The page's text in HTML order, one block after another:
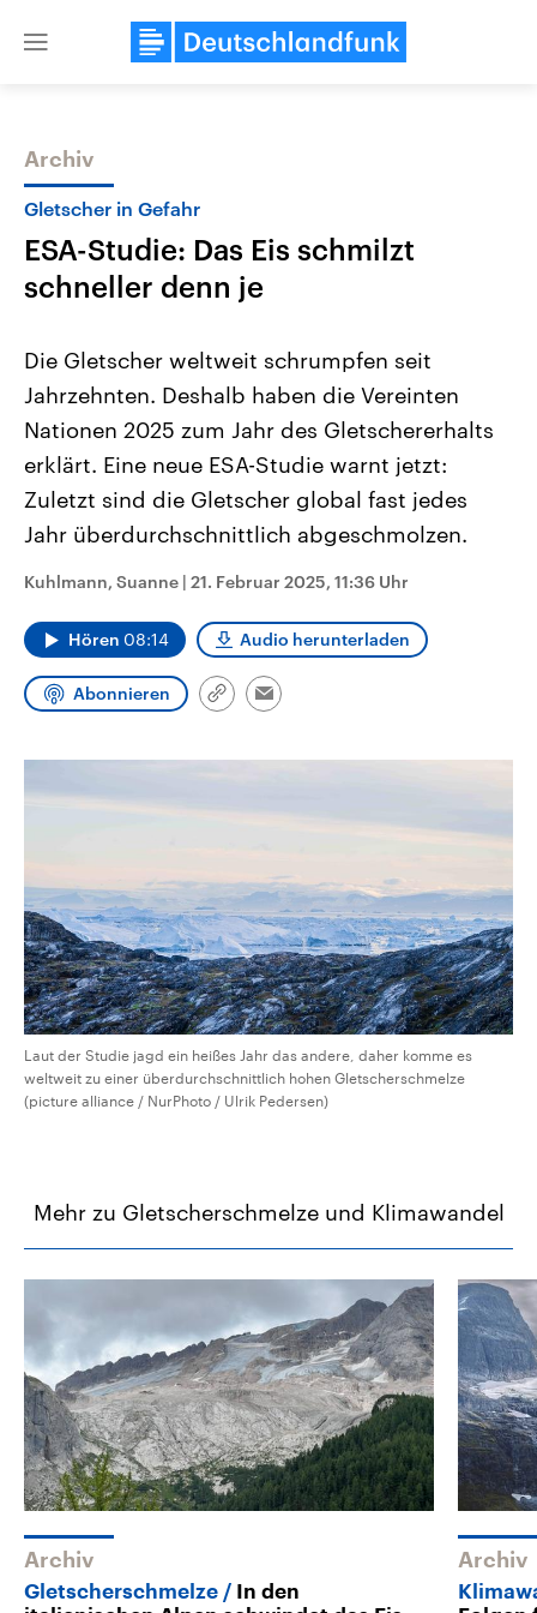
Close
Themen
Landtagswahl Sachsen-Anhalt
2026
Alle Informationen
Sachsen-Anhalt wählt am 6.
September 2026 einen neuen
Landtag. Seit 2021 wird das
Bundesland von einer Koalition aus
Umfragen, Prognosen,
Wahlprogramme, aktuelle Berichte
und Kandidaten der anstehenden
Wahl.
USA
Aktuelle Beiträge,
Hintergründe
Wirtschaftlich und
gehören die Vereinigten
den mächtigsten Ländern
mit großem Einfluss auf
aktuelle Weltgeschehen.
Archiv
Gletscher in Gefahr
ESA-Studie: Das Eis schmilzt
schneller denn je
Die Gletscher weltweit schrumpfen seit
Jahrzehnten. Deshalb haben die Vereinten
Nationen 2025 zum Jahr des Gletschererhalts
erklärt. Eine neue ESA-Studie warnt jetzt:
Zuletzt sind die Gletscher global fast jedes
Jahr überdurchschnittlich abgeschmolzen.
Kuhlmann, Suanne | 21. Februar 2025, 11:36 Uhr
Hören 08:14 Audio herunterladen
Abonnieren
Link
Email
Laut der Studie jagd ein heißes Jahr das andere, daher komme es
weltweit zu einer überdurchschnittlich hohen Gletscherschmelze
(picture alliance / NurPhoto / Ulrik Pedersen)
Mehr zu Gletscherschmelze und Klimawandel
Archiv
Gletscherschmelze
In den
Archiv